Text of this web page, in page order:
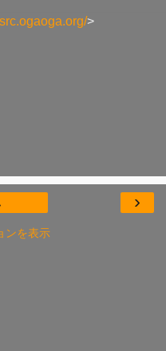
>
›
ンを表示